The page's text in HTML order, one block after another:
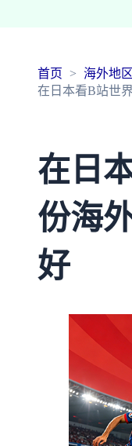
首页
海外地
在日本看B站世
在日
份海
好